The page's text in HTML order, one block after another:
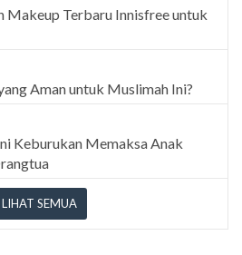
Makeup Terbaru Innisfree untuk
Aman untuk Muslimah Ini?
Keburukan Memaksa Anak
LIHAT SEMUA